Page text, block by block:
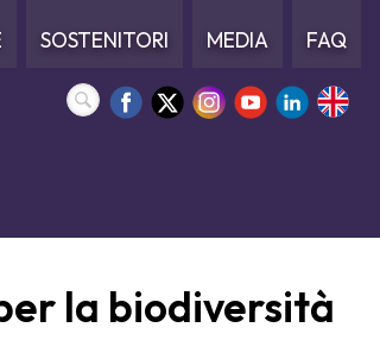
SOSTENITORI MEDIA FAQ
la biodiversità